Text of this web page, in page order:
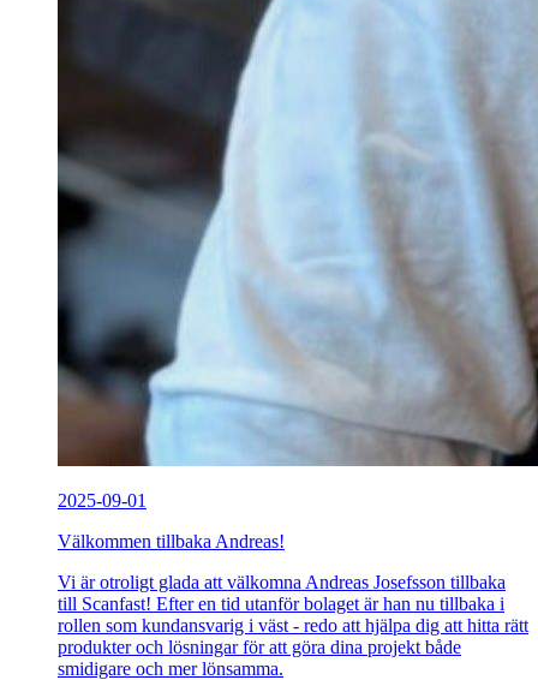
2025-09-01
Välkommen tillbaka Andreas!
Vi är otroligt glada att välkomna Andreas Josefsson tillbaka
till Scanfast! Efter en tid utanför bolaget är han nu tillbaka i
rollen som kundansvarig i väst - redo att hjälpa dig att hitta rätt
produkter och lösningar för att göra dina projekt både
smidigare och mer lönsamma.